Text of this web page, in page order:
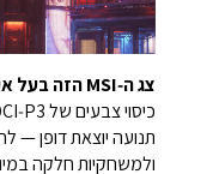
צג ה‑MSI הזה בעל אישור VESA ClearMR 13000
תנועה יוצאת דופן —
ולמשחקיות חלקה